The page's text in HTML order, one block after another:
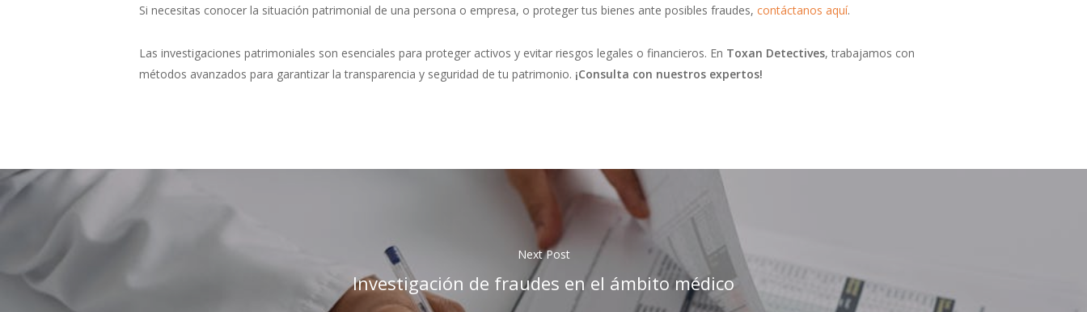
Si necesitas conocer la situación patrimonial de una persona o empresa, o proteger tus bienes ante posibles fraudes, contáctanos aquí.
Las investigaciones patrimoniales son esenciales para proteger activos y evitar riesgos legales o financieros. En Toxan Detectives, trabajamos con
métodos avanzados para garantizar la transparencia y seguridad de tu patrimonio. ¡Consulta con nuestros expertos!
Next Post
Investigación de fraudes en el ámbito médico